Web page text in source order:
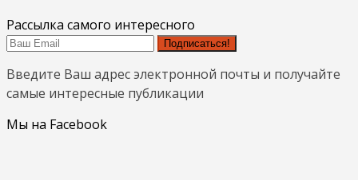
Рассылка самого интересного
Подписаться!
Введите Ваш адрес электронной почты и получайте
самые интересные публикации
Мы на Facebook